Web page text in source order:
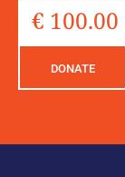
DONATE